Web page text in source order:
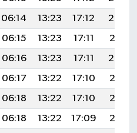
06:14 13:23 17:12
20:22
06:15 13:23 17:11
20:21
06:16 13:23 17:11
20:20
06:17 13:22 17:10
20:18
06:18 13:22 17:10
20:17
06:18 13:22 17:09
20:16